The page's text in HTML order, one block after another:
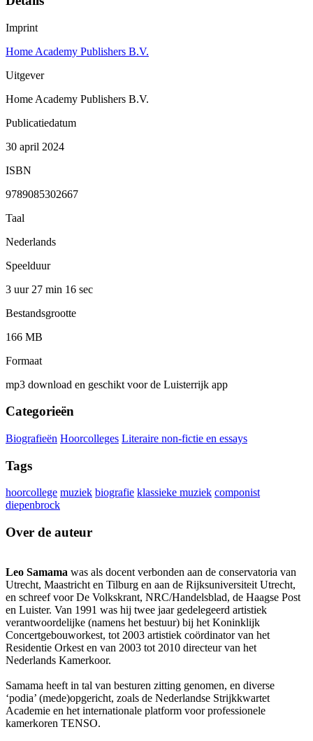
Imprint
Home Academy Publishers B.V.
Uitgever
Home Academy Publishers B.V.
Publicatiedatum
30 april 2024
ISBN
9789085302667
Taal
Nederlands
Speelduur
3 uur 27 min 16 sec
Bestandsgrootte
166 MB
Formaat
mp3 download en geschikt voor de Luisterrijk app
Categorieën
Biografieën Hoorcolleges Literaire non-fictie en essays
Tags
hoorcollege muziek biografie klassieke muziek componist
diepenbrock
Over de auteur
Leo Samama was als docent verbonden aan de conservatoria van
Utrecht, Maastricht en Tilburg en aan de Rijksuniversiteit Utrecht,
en schreef voor De Volkskrant, NRC/Handelsblad, de Haagse Post
en Luister. Van 1991 was hij twee jaar gedelegeerd artistiek
verantwoordelijke (namens het bestuur) bij het Koninklijk
Concertgebouworkest, tot 2003 artistiek coördinator van het
Residentie Orkest en van 2003 tot 2010 directeur van het
Nederlands Kamerkoor.
Samama heeft in tal van besturen zitting genomen, en diverse
‘podia’ (mede)opgericht, zoals de Nederlandse Strijkkwartet
Academie en het internationale platform voor professionele
kamerkoren TENSO.